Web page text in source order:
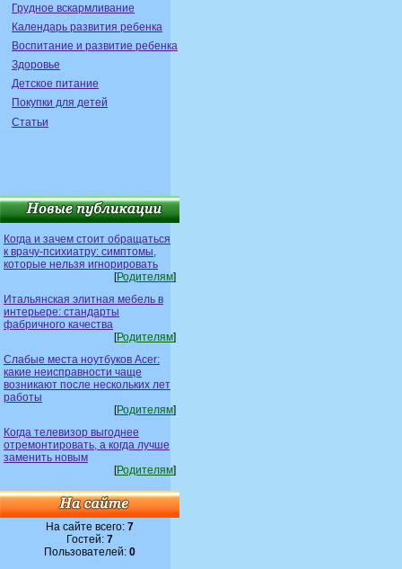
Грудное вскармливание
Календарь развития ребенка
Воспитание и развитие ребенка
Здоровье
Детское питание
Покупки для детей
Статьи
Когда и зачем стоит обращаться
к врачу-психиатру: симптомы,
которые нельзя игнорировать
[Родителям]
Итальянская элитная мебель в
интерьере: стандарты
фабричного качества
[Родителям]
Слабые места ноутбуков Acer:
какие неисправности чаще
возникают после нескольких лет
работы
[Родителям]
Когда телевизор выгоднее
отремонтировать, а когда лучше
заменить новым
[Родителям]
На сайте всего: 7
Гостей: 7
Пользователей: 0